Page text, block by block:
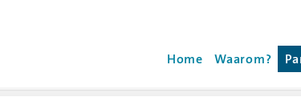
Gebruik de 'enter'
Home Waarom?